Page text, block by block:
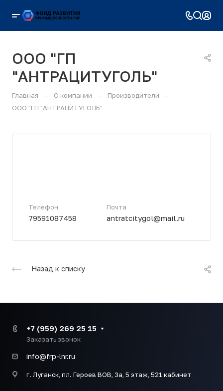
ООО "ГП
"АНТРАЦИТУГОЛЬ"
Главная — О компании — Производители —
ООО "ГП "АНТРАЦИТУГОЛЬ"
Телефон
79591087458
Почта
antratcitygol@mail.ru
Назад к списку
+7 (959) 269 25 15
Заказать звонок
info@frp-lnr.ru
г. Луганск, пл. Героев ВОВ, 3а, 5 этаж, 521 кабинет